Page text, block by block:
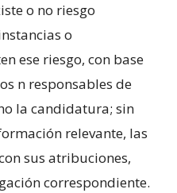
o no riesgo
o
ese riesgo​, con base
n responsables de
la candidatura; sin
relevante, las
sus atribuciones,
correspondiente.​